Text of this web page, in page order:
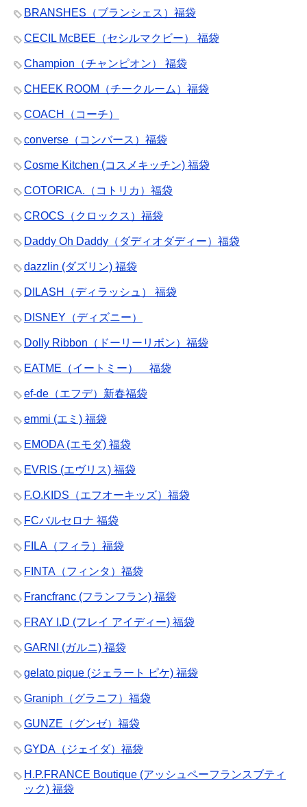
BRANSHES（ブランシェス）福袋
CECIL McBEE（セシルマクビー） 福袋
Champion（チャンピオン） 福袋
CHEEK ROOM（チークルーム）福袋
COACH（コーチ）
converse（コンバース）福袋
Cosme Kitchen (コスメキッチン) 福袋
COTORICA.（コトリカ）福袋
CROCS（クロックス）福袋
Daddy Oh Daddy（ダディオダディー）福袋
dazzlin (ダズリン) 福袋
DILASH（ディラッシュ） 福袋
DISNEY（ディズニー）
Dolly Ribbon（ドーリーリボン）福袋
EATME（イートミー） 福袋
ef-de（エフデ）新春福袋
emmi (エミ) 福袋
EMODA (エモダ) 福袋
EVRIS (エヴリス) 福袋
F.O.KIDS（エフオーキッズ）福袋
FCバルセロナ 福袋
FILA（フィラ）福袋
FINTA（フィンタ）福袋
Francfranc (フランフラン) 福袋
FRAY I.D (フレイ アイディー) 福袋
GARNI (ガルニ) 福袋
gelato pique (ジェラート ピケ) 福袋
Graniph（グラニフ）福袋
GUNZE（グンゼ）福袋
GYDA（ジェイダ）福袋
H.P.FRANCE Boutique (アッシュペーフランスブティ
ック) 福袋